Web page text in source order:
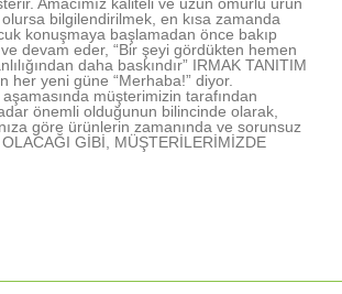
bilgilendirilmek, en kısa zamanda
konuşmaya başlamadan önce bakıp
devam eder, “Bir şeyi gördükten hemen
daha baskındır” IRMAK TANITIM
her yeni güne “Merhaba!” diyor.
müşterimizin tarafından
önemli olduğunun bilincinde olarak,
göre ürünlerin zamanında ve sorunsuz
GİBİ, MÜŞTERİLERİMİZDE